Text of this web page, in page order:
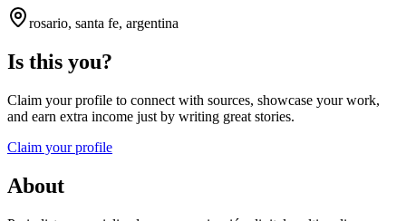
rosario, santa fe, argentina
Is this you?
Claim your profile to connect with sources, showcase your work,
and earn extra income just by writing great stories.
Claim your profile
About